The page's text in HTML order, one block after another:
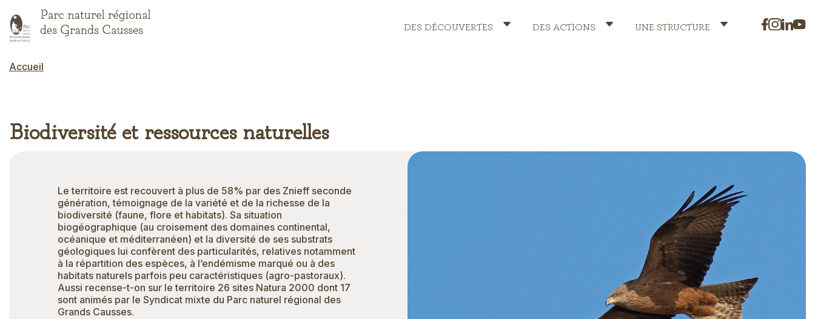
au
contenu
Header
DES DÉCOUVERTES DES ACTIONS UNE STRUCTURE
Fil d'Ariane
Accueil
Biodiversité et ressources naturelles
Le territoire est recouvert à plus de 58% par des Znieff seconde
génération, témoignage de la variété et de la richesse de la
biodiversité (faune, flore et habitats). Sa situation
biogéographique (au croisement des domaines continental,
océanique et méditerranéen) et la diversité de ses substrats
géologiques lui confèrent des particularités, relatives notamment
à la répartition des espèces, à l’endémisme marqué ou à des
habitats naturels parfois peu caractéristiques (agro-pastoraux).
Aussi recense-t-on sur le territoire 26 sites Natura 2000 dont 17
sont animés par le Syndicat mixte du Parc naturel régional des
Grands Causses.